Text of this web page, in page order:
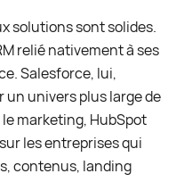
solutions sont solides.
relié nativement à ses
Salesforce, lui,
un univers plus large de
marketing, HubSpot
les entreprises qui
contenus, landing